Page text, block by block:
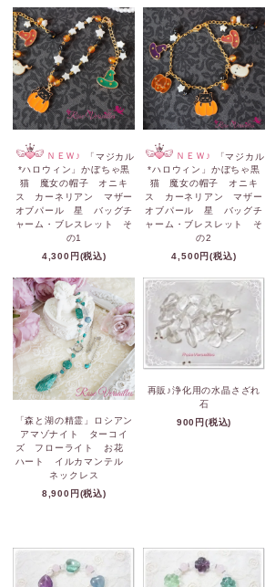
ＮＥＷ♪
「マジカル
*ハロウィン」かぼちゃ黒
猫 魔女の帽子 オニキ
ス カーネリアン マザー
オブパール 星 バッグチ
ャーム・ブレスレット そ
の1
4,300円(税込)
ＮＥＷ♪
「マジカル
*ハロウィン」かぼちゃ黒
猫 魔女の帽子 オニキ
ス カーネリアン マザー
オブパール 星 バッグチ
ャーム・ブレスレット そ
の2
4,500円(税込)
「森と湖の精霊」ロシアン
アマゾナイト ターコイ
ズ フローライト お花
ハート イルカマンテル
ネックレス
8,900円(税込)
再販♪浄化用の水晶さざれ
石
900円(税込)